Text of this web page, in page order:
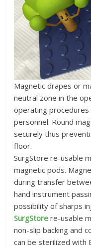
Magnetic drapes or
neutral zone in the
operating
personnel. Round
securely thus
floor.
SurgStore re-usable
magnetic pods.
during transfer
hand instrument
possibility of sharps
SurgStore re-usable
non-slip backing and
can be sterilized with